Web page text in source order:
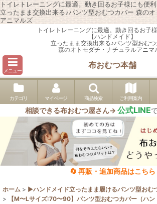
トイレトレーニングに最適。動き回るお子様にも便利
立ったまま交換出来る♪パンツ型おむつカバー 森の
アニマルズ
トイレトレーニングに最適。動き回るお子
【ハンドメイド】
立ったまま交換出来る♪パンツ型おむ
森のオトモダチ・ナチュラルアニマ
メニュー
布おむつ本舗
カテゴリ マイページ 商品検索 ご利用案内
相談できる布おむつ屋さん→ 公式LINE
🔄 再販・追加商品はこちら
ホーム > ▶︎ハンドメイド立ったまま履けるパンツ型おむ
>
【M〜Lサイズ:70〜90】パンツ型おむつカバー（ハン